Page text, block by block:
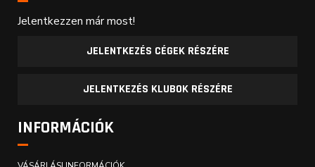
Jelentkezzen már most!
JELENTKEZÉS CÉGEK RÉSZÉRE
JELENTKEZÉS KLUBOK RÉSZÉRE
INFORMÁCIÓK